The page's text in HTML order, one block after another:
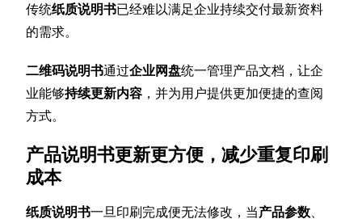
传统纸质说明书已经难以满足企业持续交付最新资料
的需求。
二维码说明书通过企业网盘统一管理产品文档，让企
业能够持续更新内容 ，并为用户提供更加便捷的查阅
方式。
产品说明书更新更方便，减少重复印刷
成本
纸质说明书一旦印刷完成便无法修改，当产品参数